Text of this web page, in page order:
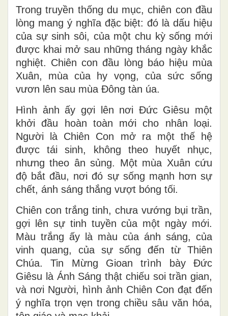
Trong truyền thống du mục,chiên con đầu
lòng mang ý nghĩa đặc biệt: đó là dấu hiệu
của sự sinh sôi, của một chu kỳ sống mới
được khai mở sau những tháng ngày khắc
nghiệt. Chiên con đầu lòng báo hiệu mùa
Xuân, mùa của hy vọng, của sức sống
vươn lên sau mùa Đông tàn úa.
Hình ảnh ấy gợi lên nơi Đức Giêsu một
khởi đầu hoàn toàn mới cho nhân loại.
Người là Chiên Con mở ra một thế hệ
được tái sinh, không theo huyết nhục,
nhưng theo ân sủng. Một mùa Xuân cứu
độ bắt đầu, nơi đó sự sống mạnh hơn sự
chết, ánh sáng thắng vượt bóng tối.
Chiên con trắng tinh, chưa vướng bụi trần,
gợi lên sự tinh tuyền của một ngày mới.
Màu trắng ấy là màu của ánh sáng, của
vinh quang, của sự sống đến từ Thiên
Chúa. Tin Mừng Gioan trình bày Đức
Giêsu là Ánh Sáng thật chiếu soi trần gian,
và nơi Người, hình ảnh Chiên Con đạt đến
ý nghĩa trọn vẹn trong chiều sâu văn hóa,